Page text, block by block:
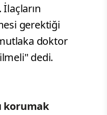
gerektiği
doktor
dedi.
korumak